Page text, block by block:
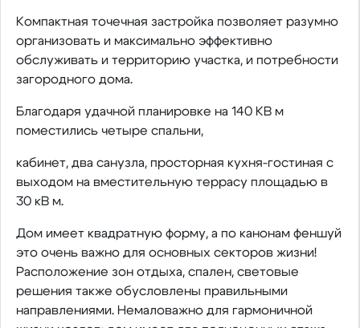
Компактная точечная застройка позволяет разумно
организовать и максимально эффективно
обслуживать и территорию участка, и потребности
загородного дома.
Благодаря удачной планировке на 140 КВ м
поместились четыре спальни,
кабинет, два санузла, просторная кухня-гостиная с
выходом на вместительную террасу площадью в
30 кВ м.
Дом имеет квадратную форму, а по канонам феншуй
это очень важно для основных секторов жизни!
Расположение зон отдыха, спален, световые
решения также обусловлены правильными
направлениями. Немаловажно для гармоничной